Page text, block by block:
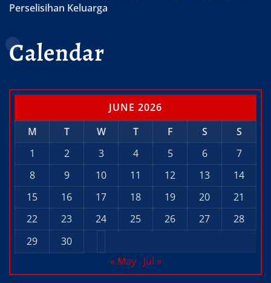
Perselisihan Keluarga
Calendar
JUNE 2026
M
T W T F S
S
1
2 3 4 5 6
7
8
9 10 11 12 13
14
15
16 17 18 19 20
21
22
23 24 25 26 27
28
29
30
« May
Jul »